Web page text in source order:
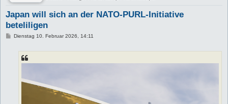
Japan will sich an der NATO-PURL-Initiative
beteliligen
BDienstag 10. Februar 2026, 14:11